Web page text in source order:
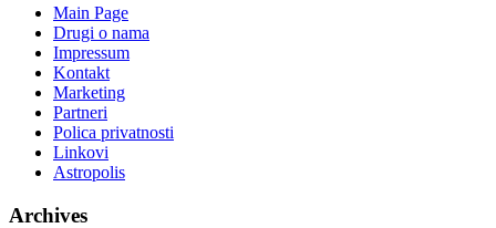
Main Page
Drugi o nama
Impressum
Kontakt
Marketing
Partneri
Polica privatnosti
Linkovi
Astropolis
Archives